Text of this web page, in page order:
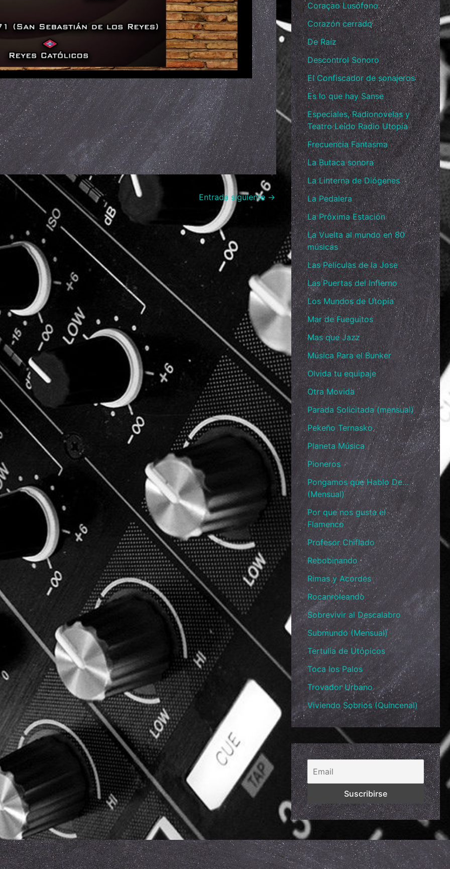
Entrada siguiente →
Coraçao Lusófono
Corazón cerrado
De Raíz
Descontrol Sonoro
El Confiscador de sonajeros
Es lo que hay Sanse
Especiales, Radionovelas y
Teatro Leído Radio Utopía
Frecuencia Fantasma
La Butaca sonora
La Linterna de Diógenes
La Pedalera
La Próxima Estación
La Vuelta al mundo en 80
músicas
Las Películas de la Jose
Las Puertas del Infierno
Los Mundos de Utopía
Mar de Fueguitos
Mas que Jazz
Música Para el Bunker
Olvida tu equipaje
Otra Movida
Parada Solicitada (mensual)
Pekeño Ternasko
Planeta Música
Pioneros
Pongamos que Hablo De…
(Mensual)
Por que nos gusta el
Flamenco
Profesor Chiflado
Rebobinando
Rimas y Acordes
Rocanroleando
Sobrevivir al Descalabro
Submundo (Mensual)
Tertulia de Utópicos
Toca los Palos
Trovador Urbano
Viviendo Sobrios (Quincenal)